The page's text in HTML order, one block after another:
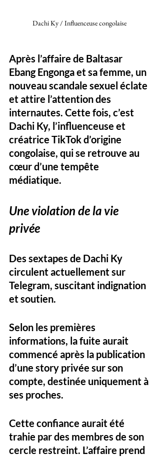
Dachi Ky / Influenceuse congolaise
Après l’affaire de Baltasar
Ebang Engonga et sa femme, un
nouveau scandale sexuel éclate
et attire l’attention des
internautes. Cette fois, c’est
Dachi Ky, l’influenceuse et
créatrice TikTok d’origine
congolaise, qui se retrouve au
cœur d’une tempête
médiatique.
Une violation de la vie
privée
Des sextapes de Dachi Ky
circulent actuellement sur
Telegram, suscitant indignation
et soutien.
Selon les premières
informations, la fuite aurait
commencé après la publication
d’une story privée sur son
compte, destinée uniquement à
ses proches.
Cette confiance aurait été
trahie par des membres de son
cercle restreint. L’affaire prend